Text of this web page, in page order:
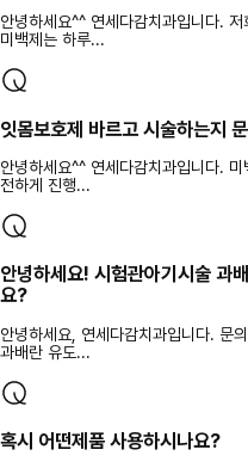
안녕하세요^^ 연세다감치과입니다.
미백제는 하루...
잇몸보호제 바르고 시술하는지
안녕하세요^^ 연세다감치과입니다.
전하게 진행...
안녕하세요! 시험관아기시술 과
요?
안녕하세요, 연세다감치과입니다. 문
과배란 유도...
혹시 어떤제품 사용하시나요?